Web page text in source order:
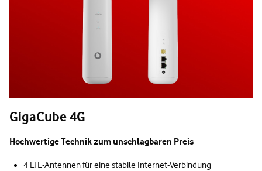
GigaCube 4G
Hochwertige Technik zum unschlagbaren Preis
4 LTE-Antennen für eine stabile Internet-Verbindung